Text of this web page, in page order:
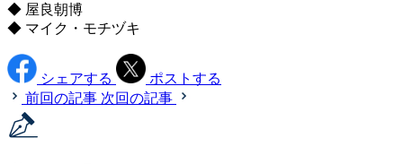
◆ 屋良朝博
◆ マイク・モチヅキ
シェアする
ポストする
前回の記事 次回の記事